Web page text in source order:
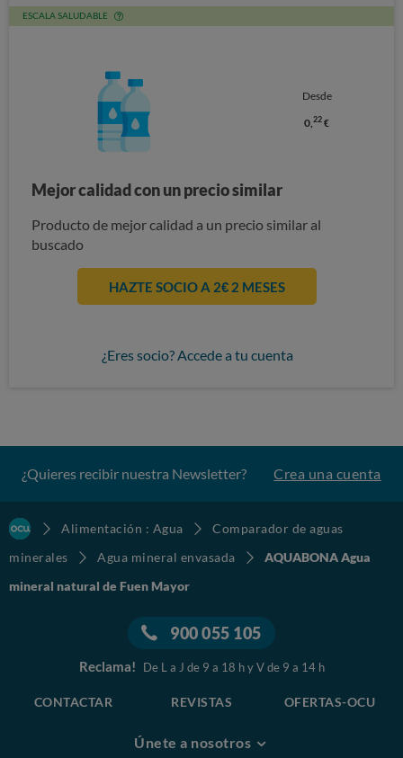
ESCALA SALUDABLE
Desde
0,22 €
Mejor calidad con un precio similar
Producto de mejor calidad a un precio similar al
buscado
HAZTE SOCIO A 2€ 2 MESES
¿Eres socio? Accede a tu cuenta
¿Quieres recibir nuestra Newsletter? Crea una cuenta
Alimentación : Agua
Comparador de aguas
minerales
Agua mineral envasada
AQUABONA Agua
mineral natural de Fuen Mayor
900 055 105
Reclama! De L a J de 9 a 18 h y V de 9 a 14 h
CONTACTAR REVISTAS OFERTAS-OCU
Únete a nosotros